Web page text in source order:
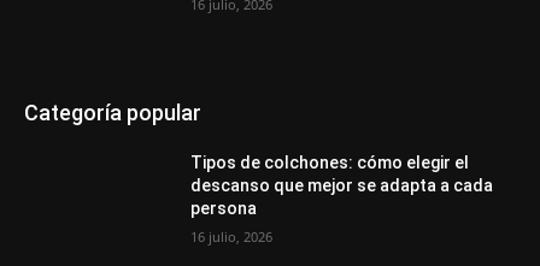
16 julio, 2026
Categoría popular
Tipos de colchones: cómo elegir el
descanso que mejor se adapta a cada
persona
16 julio, 2026